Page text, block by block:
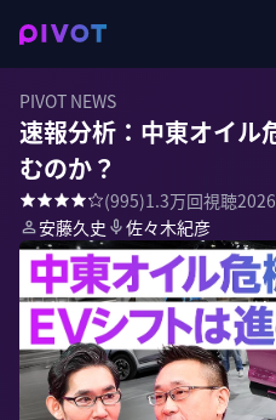
PIVOT NEWS
速報分析：中東オイル
むのか？
(995)1.3万回視聴
安藤久史
佐々木紀彦